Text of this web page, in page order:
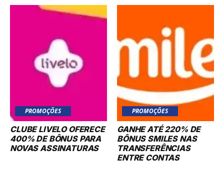
PROMOÇÕES
CLUBE LIVELO OFERECE
400% DE BÔNUS PARA
NOVAS ASSINATURAS
PROMOÇÕES
GANHE ATÉ 220% DE
BÔNUS SMILES NAS
TRANSFERÊNCIAS
ENTRE CONTAS